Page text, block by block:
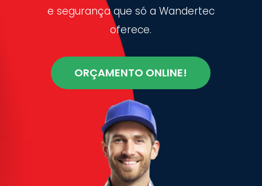
e segurança que só a Wandertec
oferece.
ORÇAMENTO ONLINE!